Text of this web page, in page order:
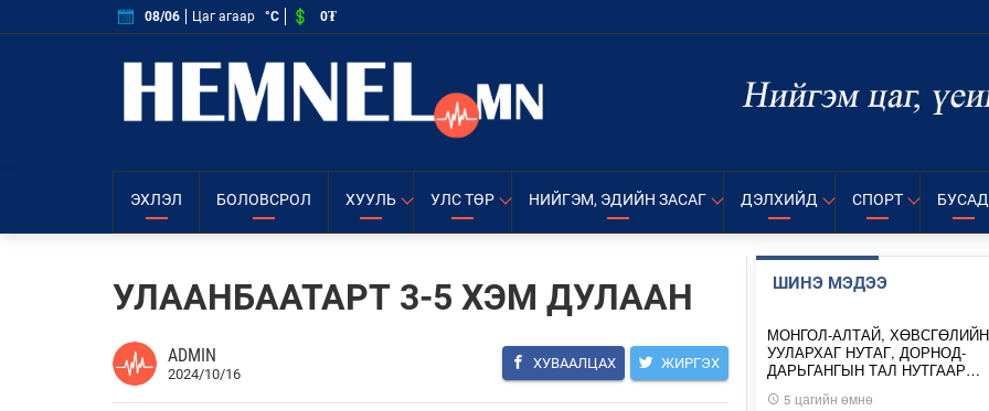
08/06 Цаг агаар °C 0₮
ЭХЛЭЛ БОЛОВСРОЛ ХУУЛЬ УЛС ТӨР НИЙГЭМ, ЭДИЙН ЗАСАГ ДЭЛХИЙД СПОРТ БУСАД
УЛААНБААТАРТ 3-5 ХЭМ ДУЛААН
ADMIN
2024/10/16
ХУВААЛЦАХ ЖИРГЭХ
ШИНЭ МЭДЭЭ
МОНГОЛ-АЛТАЙ, ХӨВСГӨЛИЙН
УУЛАРХАГ НУТАГ, ДОРНОД-
ДАРЬГАНГЫН ТАЛ НУТГААР…
5 цагийн өмнө